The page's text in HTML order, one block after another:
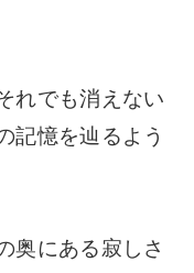
れでも消えない
記憶を辿るよう
奥にある寂しさ